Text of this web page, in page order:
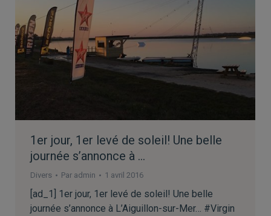
1er jour, 1er levé de soleil! Une belle
journée s’annonce à …
Divers Par admin 1 avril 2016
[ad_1] 1er jour, 1er levé de soleil! Une belle
journée s’annonce à L’Aiguillon-sur-Mer… #Virgin